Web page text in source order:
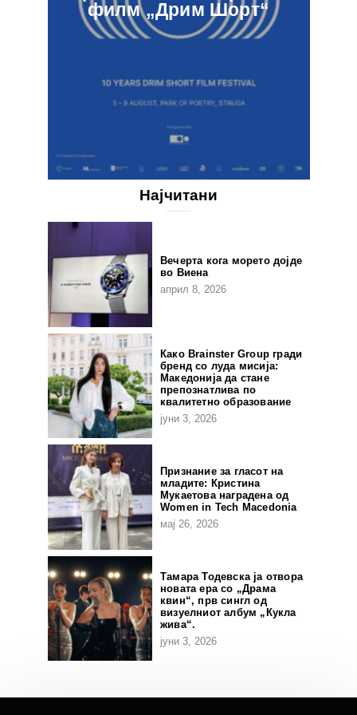
филм „Дрим Шорт“
Најчитани
Вечерта кога морето дојде
во Виена
април 8, 2026
Како Brainster Group гради
бренд со луда мисија:
Македонија да стане
препознатлива по
квалитетно образование
јуни 3, 2026
Признание за гласот на
младите: Кристина
Мукаетова наградена од
Women in Tech Macedonia
мај 26, 2026
Тамара Тодевска ја отвора
новата ера со „Драма
квин“, прв сингл од
визуелниот албум „Кукла
жива“.
јуни 3, 2026